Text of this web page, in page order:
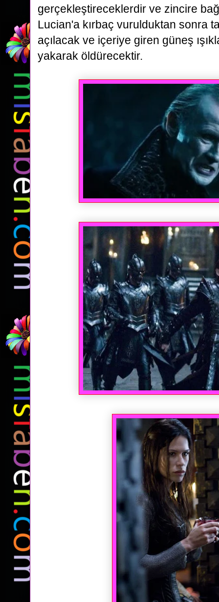
gerçekleştireceklerdir ve zincire
Lucian'a kırbaç vurulduktan sonra
açılacak ve içeriye giren güneş
yakarak öldürecektir.